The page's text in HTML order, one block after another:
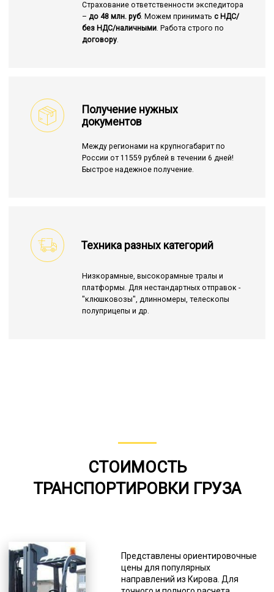
Страхование ответственности экспедитора
– до 48 млн. руб. Можем принимать с НДС/
без НДС/наличными. Работа строго по
договору.
Получение нужных
документов
Между регионами на крупногабарит по
России от 11559 рублей в течении 6 дней!
Быстрое надежное получение.
Техника разных категорий
Низкорамные, высокорамные тралы и
платформы. Для нестандартных отправок -
"клюшковозы", длинномеры, телескопы
полуприцепы и др.
СТОИМОСТЬ
ТРАНСПОРТИРОВКИ ГРУЗА
Представлены ориентировочные
цены для популярных
направлений из Кирова. Для